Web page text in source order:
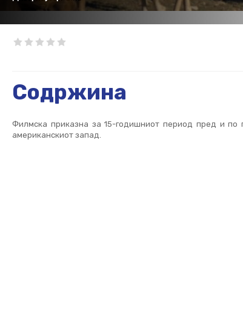
Содржина
Филмска приказна за 15-годишниот период пред и по
американскиот запад.